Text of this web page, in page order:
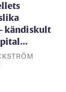
kändiskult